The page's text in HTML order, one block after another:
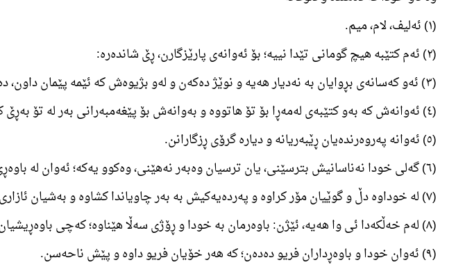
(١) ئەلیف، لام، میم.
(٢) ئەم کتێبە ھیچ گومانی تێدا نییە؛ بۆ ئەوانەی پارێزگارن، ڕێ شاندەرە:
(٣) ئەو کەسانەی بڕوایان بە نەدیار ھەیە و نوێژ دەکەن و لەو بژیوەش کە ئێمە پێمان داون، دەبەخشن.
(٤) ئەوانەش کە بەو کتێبەی لەمەڕا بۆ تۆ ھاتووە و بەوانەش بۆ پێغەمبەرانی بەر لە تۆ بەڕێ کراوە، بەبڕوان و لە ھاتنی ڕۆژی پەسڵانێ، گومانێکیان نییە.
(٥) ئەوانە پەروەرندەیان ڕێبەریانە و دیارە گرۆی ڕزگارانن.
(٦) گەلی خودا نەناسانیش بترسێنی، یان ترسیان وەبەر نەھێنی، وەکوو یەکە؛ ئەوان لە باوەڕی ھێنان خۆ دەبوێرن.
(٧) لە خوداوە دڵ و گوێیان مۆر کراوە و پەردەیەکیش بە بەر چاویاندا کشاوە و بەشیان ئازاری بەژانە.
(٨) لەم خەڵکەدا ئی وا ھەیە، ئێژن: باوەرمان بە خودا و ڕۆژی سەڵا ھێناوە؛ کەچی باوەڕیشیان نییە.
(٩) ئەوان خودا و باوەڕداران فریو دەدەن؛ کە ھەر خۆیان فریو داوە و پێش ناحەسن.